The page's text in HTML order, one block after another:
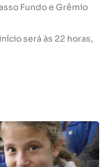
Fundo e Grêmio
será às 22 horas,